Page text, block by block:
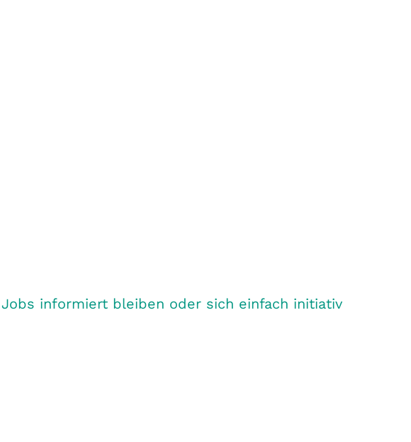
informiert bleiben oder sich einfach initiativ